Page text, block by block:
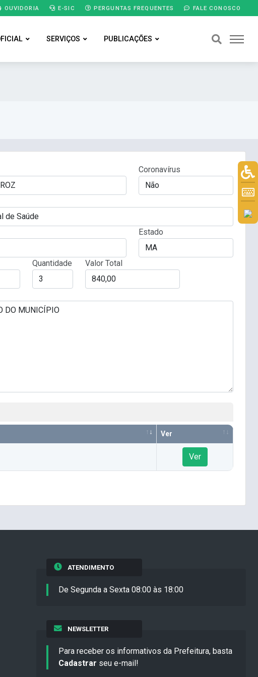
OUVIDORIA E-SIC PERGUNTAS FREQUENTES FALE CONOSCO
SERVIÇOS PUBLICAÇÕES
Coronavírus
Estado
Quantidade Valor Total
Ver
Ver
ATENDIMENTO
De Segunda a Sexta 08:00 às 18:00
NEWSLETTER
Para receber os informativos da Prefeitura, basta
Cadastrar seu e-mail!